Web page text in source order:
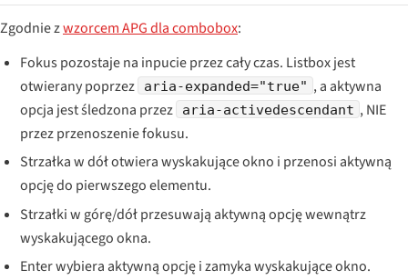
Zgodnie zwzorcem APG dla combobox:
Fokus pozostaje na inpucie przez cały czas. Listbox jest
otwierany poprzez
aria-expanded="true" , a aktywna
opcja jest śledzona przez
aria-activedescendant , NIE
przez przenoszenie fokusu.
Strzałka w dół otwiera wyskakujące okno i przenosi aktywną
opcję do pierwszego elementu.
Strzałki w górę/dół przesuwają aktywną opcję wewnątrz
wyskakującego okna.
Enter wybiera aktywną opcję i zamyka wyskakujące okno.